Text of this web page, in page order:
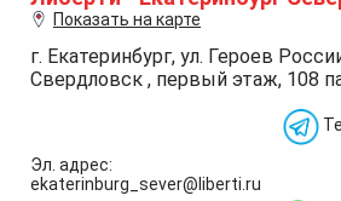
Показать на карте
г. Екатеринбург, ул. Героев
Свердловск , первый этаж, 108
Эл. адрес:
ekaterinburg_sever@liberti.ru